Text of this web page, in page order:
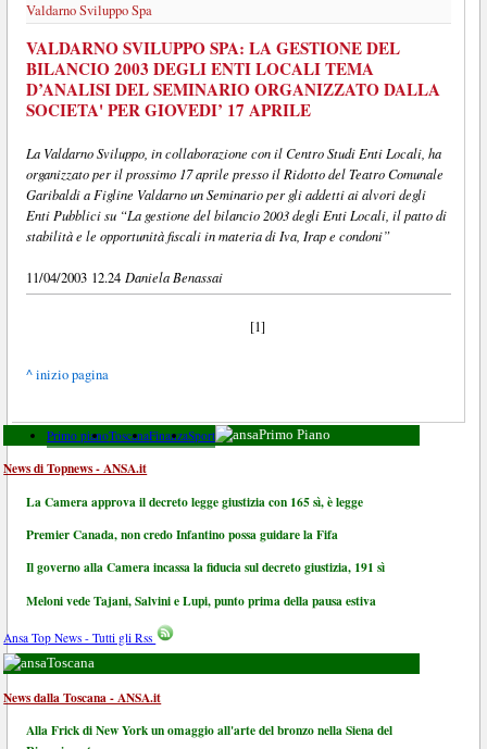
Valdarno Sviluppo Spa
VALDARNO SVILUPPO SPA: LA GESTIONE DEL
BILANCIO 2003 DEGLI ENTI LOCALI TEMA
D’ANALISI DEL SEMINARIO ORGANIZZATO DALLA
SOCIETA' PER GIOVEDI’ 17 APRILE
La Valdarno Sviluppo, in collaborazione con il Centro Studi Enti Locali, ha
organizzato per il prossimo 17 aprile presso il Ridotto del Teatro Comunale
Garibaldi a Figline Valdarno un Seminario per gli addetti ai alvori degli
Enti Pubblici su “La gestione del bilancio 2003 degli Enti Locali, il patto di
stabilità e le opportunità fiscali in materia di Iva, Irap e condoni”
11/04/2003 12.24 Daniela Benassai
[1]
^ inizio pagina
Primo pianoToscanaFinanzaSport Primo Piano
News di Topnews - ANSA.it
La Camera approva il decreto legge giustizia con 165 sì, è legge
Premier Canada, non credo Infantino possa guidare la Fifa
Il governo alla Camera incassa la fiducia sul decreto giustizia, 191 sì
Meloni vede Tajani, Salvini e Lupi, punto prima della pausa estiva
Ansa Top News - Tutti gli Rss
Toscana
News dalla Toscana - ANSA.it
Alla Frick di New York un omaggio all'arte del bronzo nella Siena del